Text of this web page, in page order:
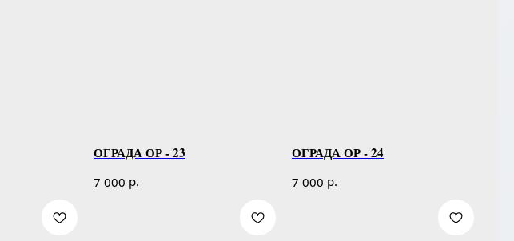
ОГРАДА ОР - 23
7 000 р.
ОГРАДА ОР - 24
7 000 р.